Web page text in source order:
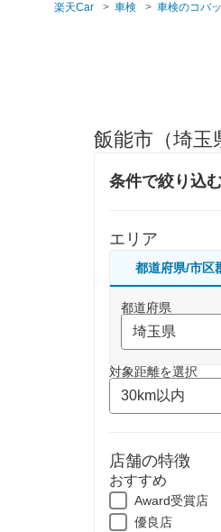
楽天Car 車検 車検のコバ
飯能市（埼
条件で絞り込
エリア
都道府県/市区
都道府県
対象距離を選択
店舗の特徴
おすすめ
Award受賞店
優良店